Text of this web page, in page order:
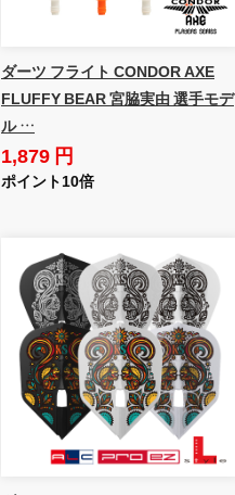
ダーツ フライト CONDOR AXE
FLUFFY BEAR 宮脇実由 選手モデ
ル …
1,879 円
ポイント10倍